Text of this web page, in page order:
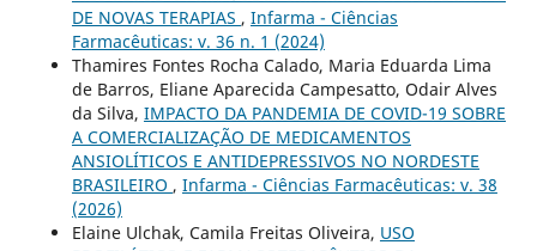
DE NOVAS TERAPIAS , Infarma - Ciências
Farmacêuticas: v. 36 n. 1 (2024)
Thamires Fontes Rocha Calado, Maria Eduarda Lima
de Barros, Eliane Aparecida Campesatto, Odair Alves
da Silva, IMPACTO DA PANDEMIA DE COVID-19 SOBRE
A COMERCIALIZAÇÃO DE MEDICAMENTOS
ANSIOLÍTICOS E ANTIDEPRESSIVOS NO NORDESTE
BRASILEIRO , Infarma - Ciências Farmacêuticas: v. 38
(2026)
Elaine Ulchak, Camila Freitas Oliveira, USO